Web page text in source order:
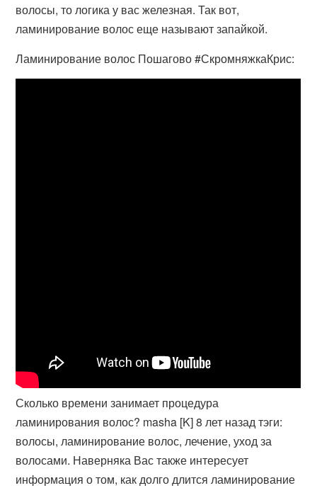
волосы, то логика у вас железная. Так вот,
ламинирование волос еще называют запайкой.
Ламинирование волос Пошагово #СкромняжкаКрис:
Сколько времени занимает процедура
ламинирования волос? masha [K] 8 лет назад тэги:
волосы, ламинирование волос, лечение, уход за
волосами. Наверняка Вас также интересует
информация о том, как долго длится ламинирование